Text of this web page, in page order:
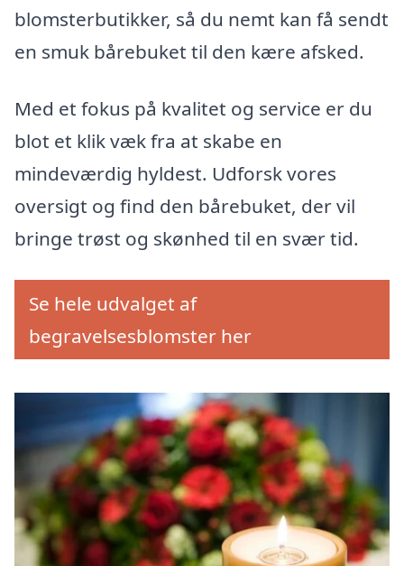
blomsterbutikker, så du nemt kan få sendt
en smuk bårebuket til den kære afsked.
Med et fokus på kvalitet og service er du
blot et klik væk fra at skabe en
mindeværdig hyldest. Udforsk vores
oversigt og find den bårebuket, der vil
bringe trøst og skønhed til en svær tid.
Se hele udvalget af
begravelsesblomster her